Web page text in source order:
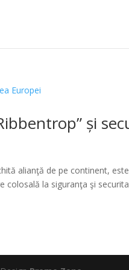
și
alianţă de pe continent,
la siguranţa şi